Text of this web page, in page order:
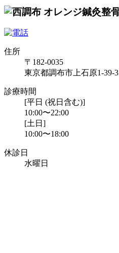
住所
〒182-0035
東京都調布市上石原1-39-3
診療時間
[平日 (祝日含む)]
10:00〜22:00
[土日]
10:00〜18:00
休診日
水曜日